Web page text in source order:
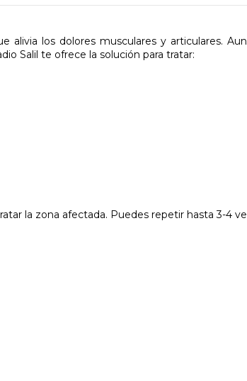
alivia los dolores musculares y articulares.
Salil te ofrece la solución para tratar:
la zona afectada. Puedes repetir hasta 3-4